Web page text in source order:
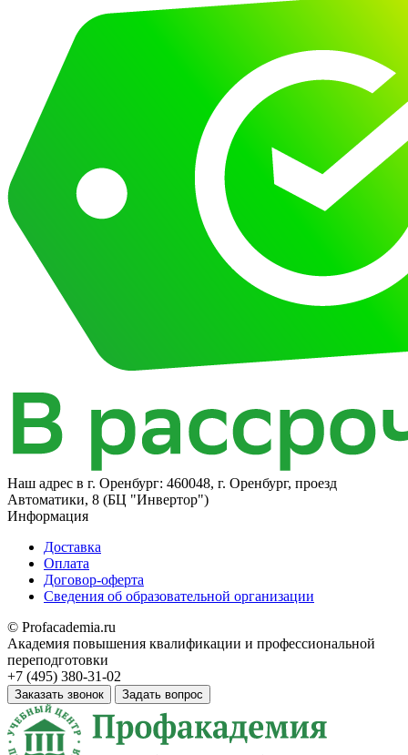
Наш адрес в г. Оренбург: 460048, г. Оренбург, проезд
Автоматики, 8​ (БЦ "Инвертор")
Информация
Доставка
Оплата
Договор-оферта
Сведения об образовательной организации
© Profacademia.ru
Академия повышения квалификации и профессиональной
переподготовки
+7 (495) 380-31-02
Заказать звонок Задать вопрос